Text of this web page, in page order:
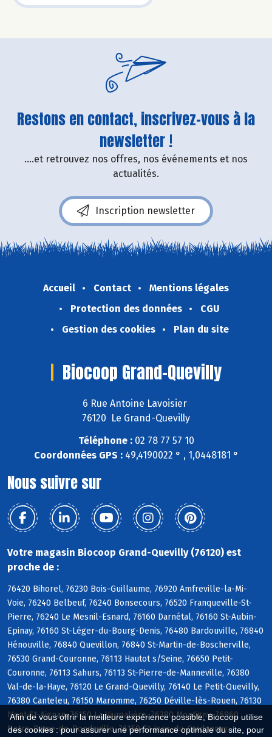
Afin de vous offrir la meilleure expérience possible, Biocoop utilise
des cookies : pour assurer une performance optimale du site, pour
Restons en contact, inscrivez-vous à la
newsletter !
....et retrouvez nos offres, nos événements et nos
actualités.
Inscription newsletter
Accueil Contact
Mentions légales
Protection des données
CGU
Gestion des cookies
Plan du site
Biocoop Grand-Quevilly
6 Rue Antoine Lavoisier
76120 Le Grand-Quevilly
Téléphone :02 78 77 57 10
Coordonnées GPS :49,4190022 ° , 1,0448181 °
Nous suivre sur
Votre magasin Biocoop Grand-Quevilly (76120) est
proche de :
76420 Bihorel, 76230 Bois-Guillaume, 76920 Amfreville-la-Mi-
Voie, 76240 Belbeuf, 76240 Bonsecours, 76520 Franqueville-St-
Pierre, 76240 Le Mesnil-Esnard, 76160 Darnétal, 76160 St-Aubin-
Epinay, 76160 St-Léger-du-Bourg-Denis, 76480 Bardouville, 76840
Hénouville, 76840 Quevillon, 76840 St-Martin-de-Boscherville,
76530 Grand-Couronne, 76113 Hautot s/Seine, 76650 Petit-
Couronne, 76113 Sahurs, 76113 St-Pierre-de-Manneville, 76380
Val-de-la-Haye, 76120 Le Grand-Quevilly, 76140 Le Petit-Quevilly,
76380 Canteleu, 76150 Maromme, 76250 Déville-lès-Rouen, 76130
Mont-St-Aignan, 76150 La Vaupalière, 76380 Montigny, 76960
Notre-Dame-de-Bondeville, 76150 St-Jean-du-Cardonnay